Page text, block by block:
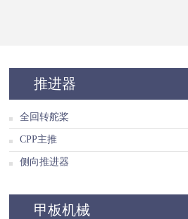
推进器
全回转舵桨
CPP主推
侧向推进器
甲板机械